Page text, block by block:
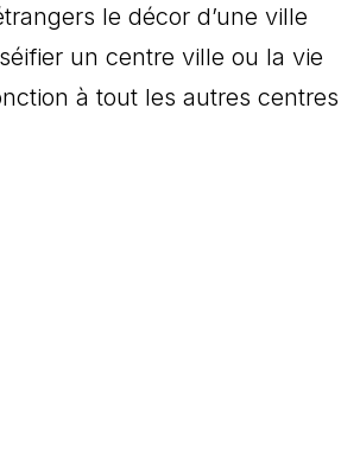
le décor d’une ville
un centre ville ou la vie
à tout les autres centres